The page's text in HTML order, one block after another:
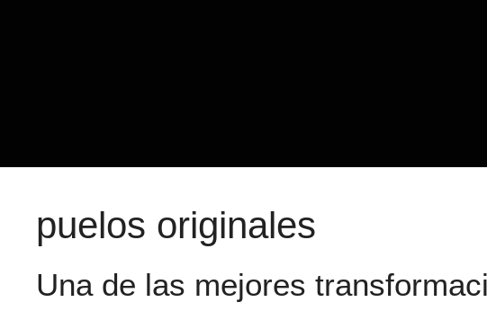
puelos originales
Una de las mejores